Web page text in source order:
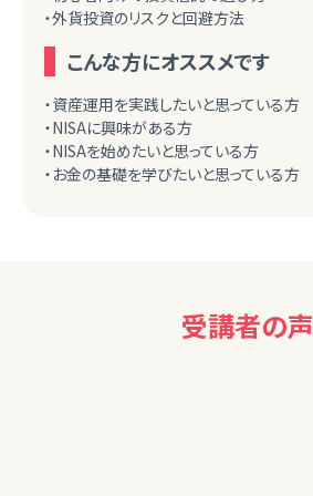
・外貨投資のリスクと回避方法
こんな方にオススメです
・資産運用を実践したいと思っている方
・NISAに興味がある方
・NISAを始めたいと思っている方
・お金の基礎を学びたいと思っている方
受講者の声